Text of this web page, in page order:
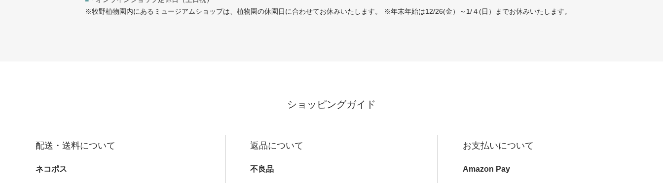
※牧野植物園内にあるミュージアムショップは、植物園の休園日に合わせてお休みいたします。 ※年末年始は12/26(金）～1/４(日）までお休みいたします。
ショッピングガイド
配送・送料について
ネコポス
返品について
不良品
お支払いについて
Amazon Pay